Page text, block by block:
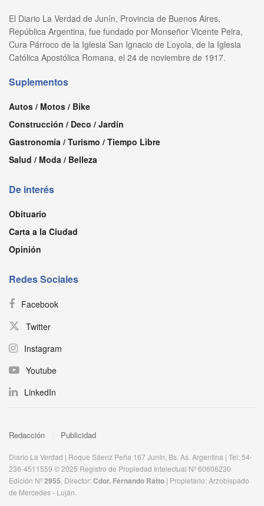
El Diario La Verdad de Junín, Provincia de Buenos Aires,
República Argentina, fue fundado por Monseñor Vicente Peira,
Cura Párroco de la Iglesia San Ignacio de Loyola, de la Iglesia
Católica Apostólica Romana, el 24 de noviembre de 1917.
Suplementos
Autos / Motos / Bike
Construcción / Deco / Jardín
Gastronomía / Turismo / Tiempo Libre
Salud / Moda / Belleza
De interés
Obituario
Carta a la Ciudad
Opinión
Redes Sociales
Facebook
Twitter
Instagram
Youtube
LinkedIn
Redacción Publicidad
Diario La Verdad | Roque Sáenz Peña 167 Junín, Bs. As. Argentina | Tel: 54-
236-4511559 © 2025 Registro de Propiedad Intelectual Nº 60606230
Edición Nº2955 . Director:​Cdor. Fernando Ratto | Propietario:​ Arzobispado
de Mercedes - Luján.